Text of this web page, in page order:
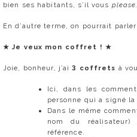
bien ses habitants, s’il vous please.
En d’autre terme, on pourrait
★Je veux mon coffret ! ★
Joie, bonheur, j’ai3 coffrets à
Ici, dans les
personne qui a signé
Dans le même
nom du
référence.